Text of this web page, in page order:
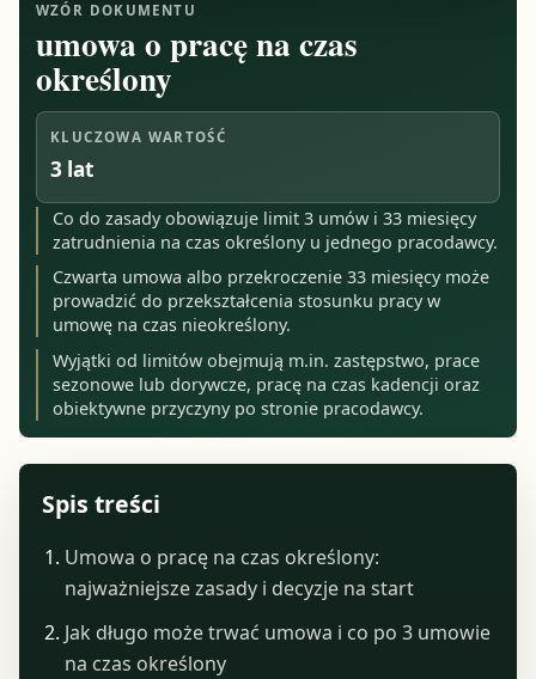
WZÓR DOKUMENTU
umowa o pracę na czas
określony
KLUCZOWA WARTOŚĆ
3 lat
Co do zasady obowiązuje limit 3 umów i 33 miesięcy
zatrudnienia na czas określony u jednego pracodawcy.
Czwarta umowa albo przekroczenie 33 miesięcy może
prowadzić do przekształcenia stosunku pracy w
umowę na czas nieokreślony.
Wyjątki od limitów obejmują m.in. zastępstwo, prace
sezonowe lub dorywcze, pracę na czas kadencji oraz
obiektywne przyczyny po stronie pracodawcy.
Spis treści
Umowa o pracę na czas określony:
najważniejsze zasady i decyzje na start
Jak długo może trwać umowa i co po 3 umowie
na czas określony